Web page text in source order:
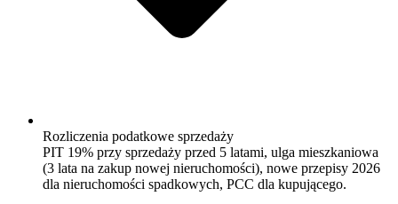
Rozliczenia podatkowe sprzedaży
PIT 19% przy sprzedaży przed 5 latami, ulga mieszkaniowa
(3 lata na zakup nowej nieruchomości), nowe przepisy 2026
dla nieruchomości spadkowych, PCC dla kupującego.